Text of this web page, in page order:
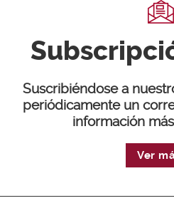
Suscribiéndose a
periódicamente un
información
Ver